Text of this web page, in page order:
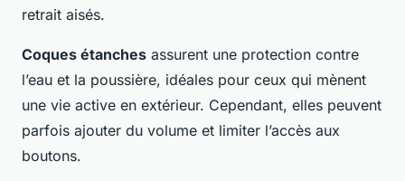
retrait aisés.
Coques étanches assurent une protection contre
l’eau et la poussière, idéales pour ceux qui mènent
une vie active en extérieur. Cependant, elles peuvent
parfois ajouter du volume et limiter l’accès aux
boutons.